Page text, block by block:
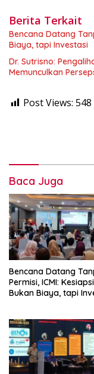
Berita Terkait
Bencana Datang
Biaya, tapi Investasi
Dr. Sutrisno:
Memunculkan
Post Views: 548
Baca Juga
Bencana Datang
Permisi, ICMI:
Bukan Biaya, tapi